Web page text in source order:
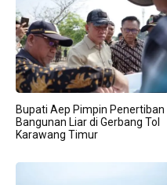
Bupati Aep Pimpin Penertiban
Bangunan Liar di Gerbang Tol
Karawang Timur